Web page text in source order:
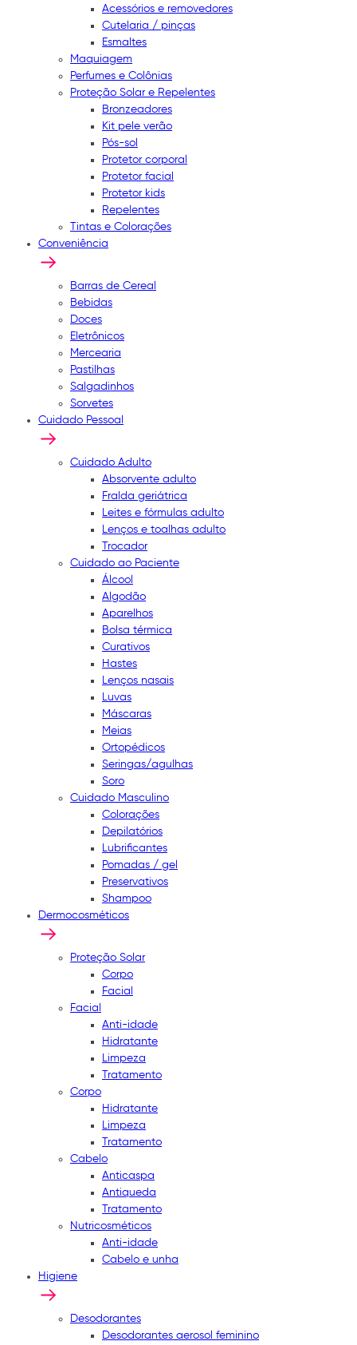
Acessórios e removedores
Cutelaria / pinças
Esmaltes
Maquiagem
Perfumes e Colônias
Proteção Solar e Repelentes
Bronzeadores
Kit pele verão
Pós-sol
Protetor corporal
Protetor facial
Protetor kids
Repelentes
Tintas e Colorações
Conveniência
Barras de Cereal
Bebidas
Doces
Eletrônicos
Mercearia
Pastilhas
Salgadinhos
Sorvetes
Cuidado Pessoal
Cuidado Adulto
Absorvente adulto
Fralda geriátrica
Leites e fórmulas adulto
Lenços e toalhas adulto
Trocador
Cuidado ao Paciente
Álcool
Algodão
Aparelhos
Bolsa térmica
Curativos
Hastes
Lenços nasais
Luvas
Máscaras
Meias
Ortopédicos
Seringas/agulhas
Soro
Cuidado Masculino
Colorações
Depilatórios
Lubrificantes
Pomadas / gel
Preservativos
Shampoo
Dermocosméticos
Proteção Solar
Corpo
Facial
Facial
Anti-idade
Hidratante
Limpeza
Tratamento
Corpo
Hidratante
Limpeza
Tratamento
Cabelo
Anticaspa
Antiqueda
Tratamento
Nutricosméticos
Anti-idade
Cabelo e unha
Higiene
Desodorantes
Desodorantes aerosol feminino